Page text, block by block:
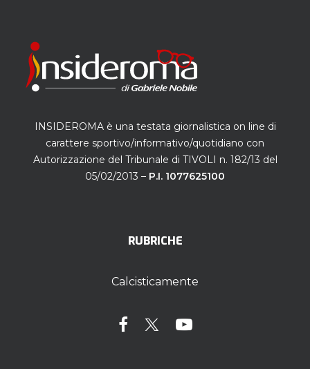
INSIDEROMA è una testata giornalistica on line di
carattere sportivo/informativo/quotidiano con
Autorizzazione del Tribunale di TIVOLI n. 182/13 del
05/02/2013 – P.I. 1077625100
RUBRICHE
Calcisticamente